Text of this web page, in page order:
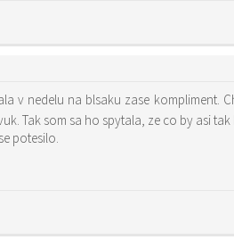
v nedelu na blsaku zase kompliment.
Tak som sa ho spytala, ze co by asi
potesilo.